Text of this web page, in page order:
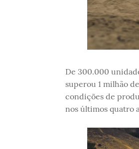
De 300.000
superou 1 milhão
condições de
nos últimos quatro